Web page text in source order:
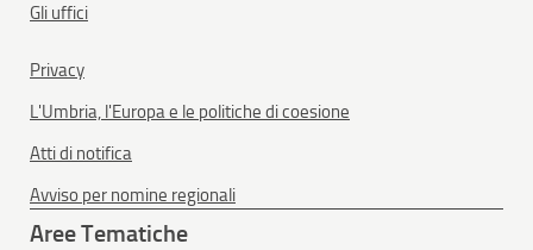
Gli uffici
Privacy
L'Umbria, l'Europa e le politiche di coesione
Atti di notifica
Avviso per nomine regionali
Aree Tematiche